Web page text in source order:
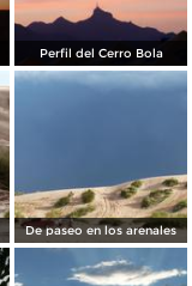
Perfil del Cerro Bola
De paseo en los arenales